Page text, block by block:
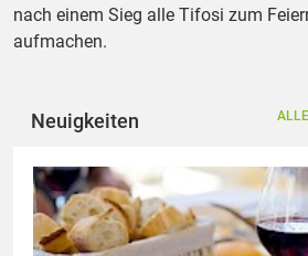
nach einem Sieg alle Tifosi zum
aufmachen.
Neuigkeiten